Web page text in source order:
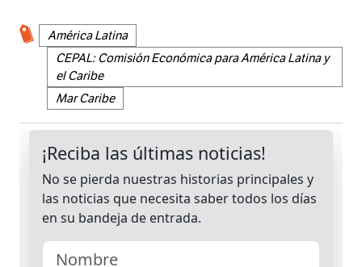
América Latina
CEPAL: Comisión Económica para América Latina y
el Caribe
Mar Caribe